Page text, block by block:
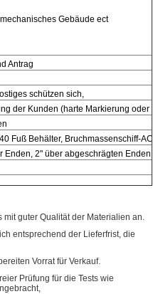
Gebäude ect
Antrag
schützen sich,
der Kunden (harte Markierung oder
Fuß Behälter, Bruchmassenschiff-
Enden, 2" über abgeschrägten Enden,
guter Qualität der Materialien an.
entsprechend der Lieferfrist, die
Vorrat für Verkauf.
Prüfung für die Tests wie